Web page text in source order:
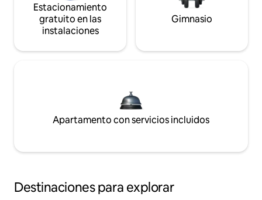
Estacionamiento
gratuito en las
instalaciones
Gimnasio
Apartamento con servicios incluidos
Destinaciones para explorar